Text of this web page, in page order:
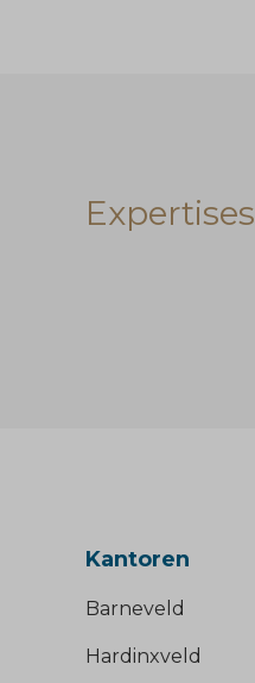
Expertises
Kantoren
Barneveld
Hardinxveld